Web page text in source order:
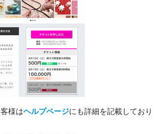
様はヘルプページにも詳細を記載しており